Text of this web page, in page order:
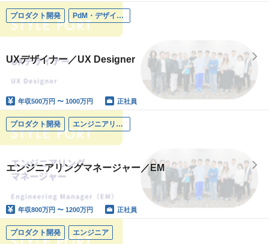
プロダクト開発 PdM・デザイナー
UXデザイナー／UX Designer
年収500万円 〜 1000万円 正社員
プロダクト開発 エンジニアリングマネージャー
エンジニアリングマネージャー／EM
年収800万円 〜 1200万円 正社員
プロダクト開発 エンジニア